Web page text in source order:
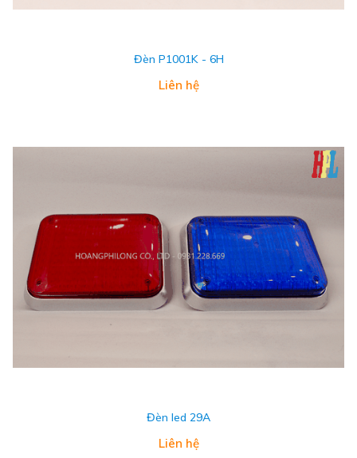
Đèn P1001K - 6H
Liên hệ
Đèn led 29A
Liên hệ